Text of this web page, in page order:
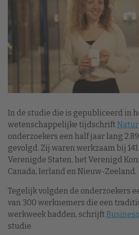
In de studie die is gepubliceerd in
wetenschappelijke tijdschrift
onderzoekers een half jaar lang
gevolgd. Zij waren werkzaam bij
Verenigde Staten, het Verenigd
Canada, Ierland en Nieuw-Zeeland.
Tegelijk volgden de onderzoekers
van 300 werknemers die een
werkweek hadden, schrijft
studie.